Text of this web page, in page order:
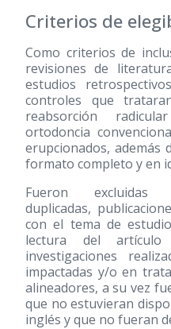
Criterios de
Como criterios de
revisiones de
estudios
controles que
reabsorción
ortodoncia
erupcionados, además
formato completo y en
Fueron excluidas
duplicadas,
con el tema de
lectura del artículo
investigaciones
impactadas y/o en
alineadores, a su vez
que no estuvieran
inglés y que no fueran